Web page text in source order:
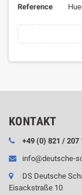
Reference
KONTAKT
+49 (0) 821 / 207
info@deutsche-
DS Deutsche
Eisackstraße 10